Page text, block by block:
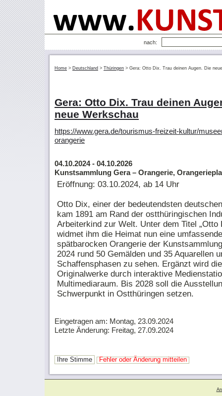
nach:
Home > Deutschland > Thüringen > Gera: Otto Dix. Trau deinen Augen. Die
Gera: Otto Dix. Trau deinen
neue Werkschau
https://www.gera.de/tourismus-freizeit-kultur/
orangerie
04.10.2024 - 04.10.2026
Kunstsammlung Gera – Orangerie,
Eröffnung: 03.10.2024, ab 14 Uhr
Otto Dix, einer der bedeutendsten
kam 1891 am Rand der ostthüringischen
Arbeiterkind zur Welt. Unter dem Titel „Otto
widmet ihm die Heimat nun eine
spätbarocken Orangerie der
2024 rund 50 Gemälden und 35 Aquarellen
Schaffensphasen zu sehen. Ergänzt wird
Originalwerke durch interaktive
Multimediaraum. Bis 2028 soll die
Schwerpunkt in Ostthüringen setzen.
Eingetragen am: Montag, 23.09.2024
Letzte Änderung: Freitag, 27.09.2024
Ihre Stimme Fehler oder Änderung mitteilen